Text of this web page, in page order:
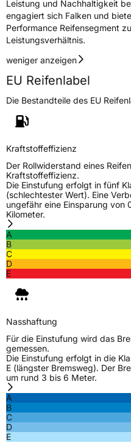
Leistung und Nachhaltigkeit
engagiert sich Falken und
Performance Reifensegment
Leistungsverhältnis.
weniger anzeigen
EU Reifenlabel
Die Bestandteile des EU
Kraftstoffeffizienz
Der Rollwiderstand eines
Kraftstoffeffizienz.
Die Einstufung erfolgt in fünf
(schlechtester Wert). Eine
ungefähr eine Einsparung von
Kilometer.
A
B
C
D
E
Nasshaftung
Für die Einstufung wird das
gemessen.
Die Einstufung erfolgt in die
E (längster Bremsweg). Der
um rund 3 bis 6 Meter.
A
B
C
D
E